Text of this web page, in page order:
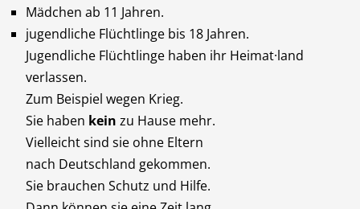
Mädchen ab 11 Jahren.
jugendliche Flüchtlinge bis 18 Jahren.
Jugendliche Flüchtlinge haben ihr Heimat·land
verlassen.
Zum Beispiel wegen Krieg.
Sie haben kein zu Hause mehr.
Vielleicht sind sie ohne Eltern
nach Deutschland gekommen.
Sie brauchen Schutz und Hilfe.